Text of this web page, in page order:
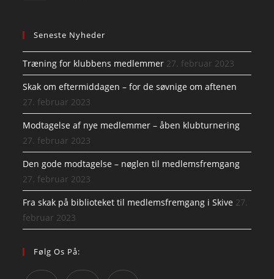
Seneste Nyheder
Træning for klubbens medlemmer 27. februar 2023
Skak om eftermiddagen – for de søvnige om aftenen
27. februar 2023
Modtagelse af nye medlemmer – åben klubturnering
27. februar 2023
Den gode modtagelse – nøglen til medlemsfremgang
27. februar 2023
Fra skak på biblioteket til medlemsfremgang i Skive 27.
februar 2023
Følg Os På: